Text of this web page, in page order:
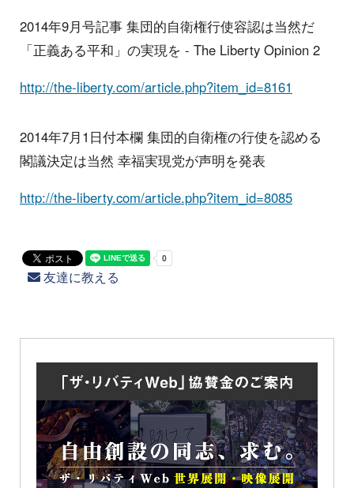
2014年9月号記事 集団的自衛権行使容認は当然だ
「正義ある平和」の実現を - The Liberty Opinion 2
http://the-liberty.com/article.php?item_id=8161
2014年7月1日付本欄 集団的自衛権の行使を認める
閣議決定は当然 幸福実現党が声明を発表
http://the-liberty.com/article.php?item_id=8085
友達に教える